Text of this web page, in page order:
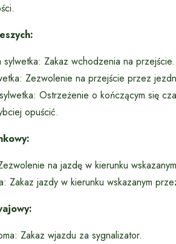
Zakaz wchodzenia na przejście.
Zezwolenie na przejście przez
Ostrzeżenie o kończącym się
opuścić.
na jazdę w kierunku
Zakaz jazdy w kierunku wskazanym
Zakaz wjazdu za sygnalizator.